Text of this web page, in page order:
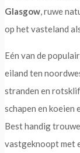
Glasgow, ruwe
op het vasteland
Eén van de
eiland ten
stranden en
schapen en koeien
Best handig
vastgeknoopt met